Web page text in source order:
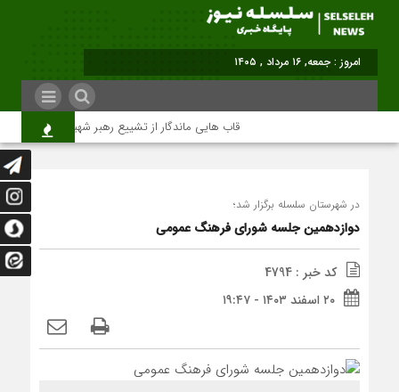
امروز : جمعه, ۱۶ مرداد , ۱۴۰۵
قاب هایی ماندگار از تشییع رهبر شهید در تهران
در شهرستان سلسله برگزار شد؛
دوازدهمین جلسه شورای فرهنگ عمومی
کد خبر : 4794
۲۰ اسفند ۱۴۰۳ - ۱۹:۴۷